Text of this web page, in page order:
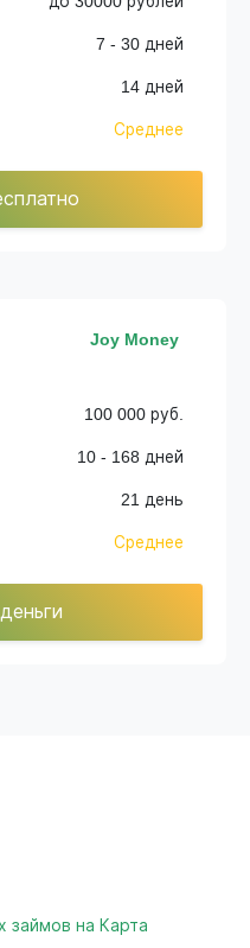
7 - 30 дней
14 дней
Среднее
Joy Money
100 000 руб.
10 - 168 дней
21 день
Среднее
займов на Карта